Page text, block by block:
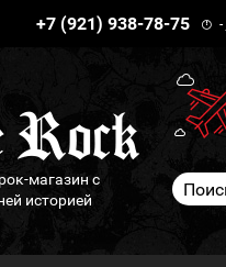
+7 (921) 938-78-75 -
магазин с
историей